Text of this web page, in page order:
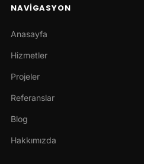
NAVIGASYON
Anasayfa
Hizmetler
Projeler
Referanslar
Blog
Hakkımızda